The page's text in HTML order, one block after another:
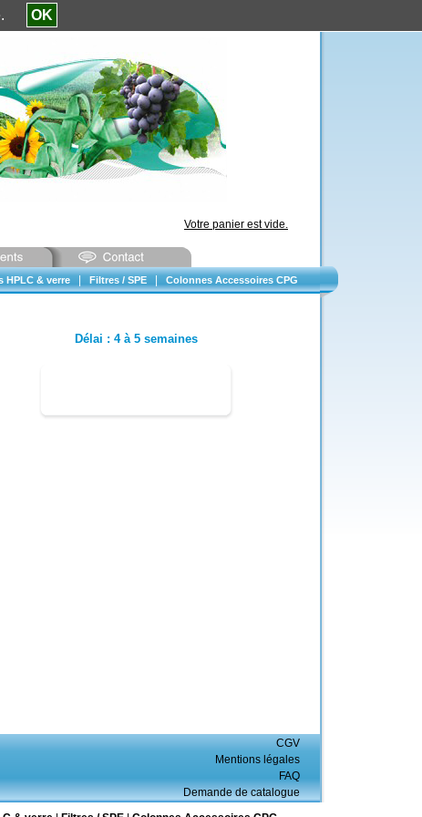
Votre panier est vide.
HPLC & verre Filtres / SPE Colonnes Accessoires CPG
Délai : 4 à 5 semaines
CGV
Mentions légales
FAQ
Demande de catalogue
OK